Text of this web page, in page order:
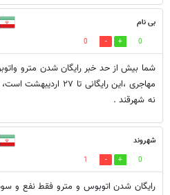
بی نام
0
0
شما بیش از حد خبر رایگان شدن مترو
مهاجری ،این رایگانی
نه شهرقند .
شهروند
0
1
رایگان شدن اتوبوس و مترو فقط نفع و